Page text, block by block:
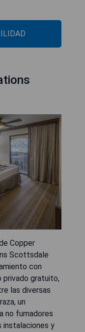
Copper
Scottsdale
con
privado gratuito,
las diversas
un
no fumadores
instalaciones y